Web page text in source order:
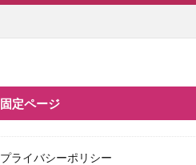
固定ページ
プライバシーポリシー